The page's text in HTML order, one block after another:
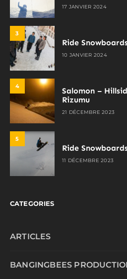
17 JANVIER 2024
3
Ride
10 JANVIER 2024
4
Salomon –
Rizumu
21 DÉCEMBRE 2023
5
Ride
11 DÉCEMBRE 2023
CATEGORIES
ARTICLES
BANGINGBEES